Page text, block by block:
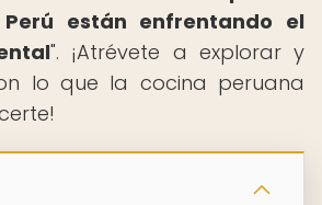
están enfrentando el
". ¡Atrévete a explorar y
lo que la cocina peruana